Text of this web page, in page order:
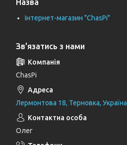
Верхні та бічні душі
Трапи
Дзеркала
Дитячі ліжечка
Інтернет-магазин "ChasPi"
Зв'язатись з нами
ChasPi
Лермонтова 18, Терновка, Україна
Олег